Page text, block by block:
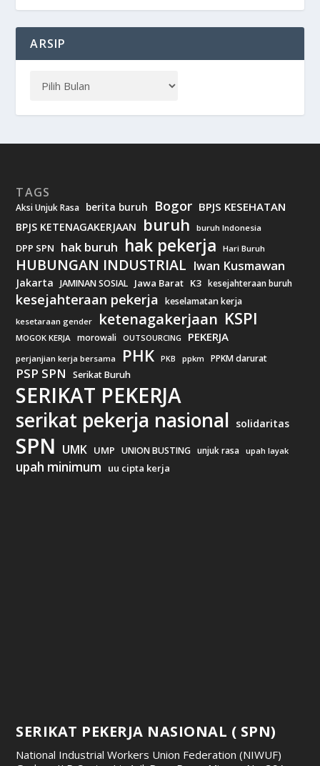
ARSIP
TAGS
Aksi Unjuk Rasa berita buruh Bogor BPJS KESEHATAN
BPJS KETENAGAKERJAAN buruh buruh Indonesia
DPP SPN hak buruh hak pekerja Hari Buruh
HUBUNGAN INDUSTRIAL Iwan Kusmawan
Jakarta JAMINAN SOSIAL Jawa Barat K3 kesejahteraan buruh
kesejahteraan pekerja keselamatan kerja
kesetaraan gender ketenagakerjaan KSPI
MOGOK KERJA morowali OUTSOURCING PEKERJA
perjanjian kerja bersama PHK PKB ppkm PPKM darurat
PSP SPN Serikat Buruh
SERIKAT PEKERJA
serikat pekerja nasional solidaritas
SPN UMK UMP UNION BUSTING unjuk rasa upah layak
upah minimum uu cipta kerja
SERIKAT PEKERJA NASIONAL ( SPN)
National Industrial Workers Union Federation (NIWUF)